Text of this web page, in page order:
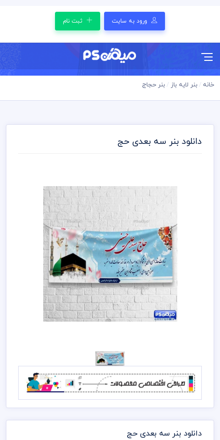
ورود به سایت ثبت نام
خانه بنر لایه باز بنر حجاج
دانلود بنر سه بعدی حج
دانلود بنر سه بعدی حج